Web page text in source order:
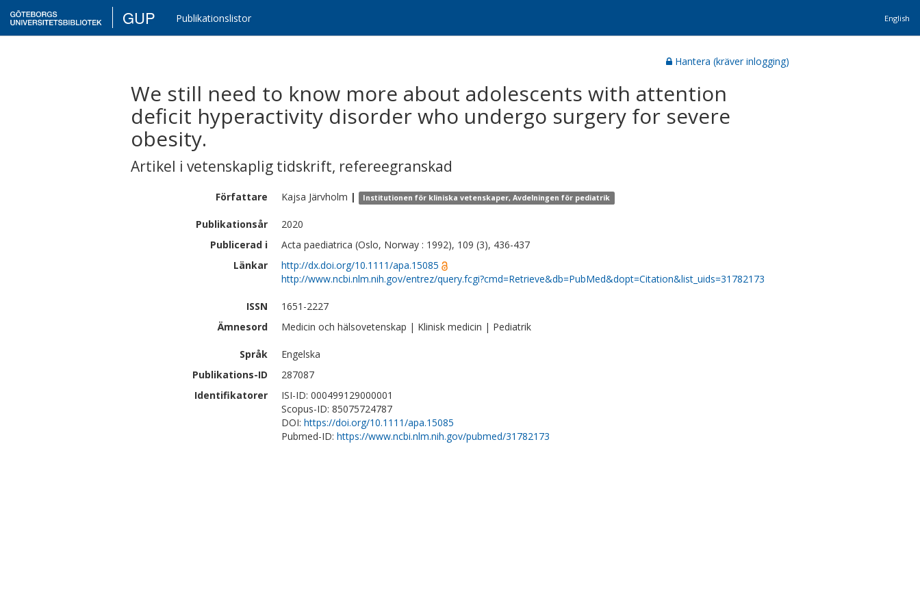
GUP Publikationslistor English
Hantera (kräver inlogging)
We still need to know more about adolescents with attention
deficit hyperactivity disorder who undergo surgery for severe
obesity.
Artikel i vetenskaplig tidskrift, refereegranskad
Författare Kajsa Järvholm | Institutionen för kliniska vetenskaper, Avdelningen för pediatrik
Publikationsår
2020
Publicerad i
Acta paediatrica (Oslo, Norway : 1992), 109 (3), 436-437
Länkar
http://dx.doi.org/10.1111/apa.15085
http://www.ncbi.nlm.nih.gov/entrez/query.fcgi?cmd=Retrieve&db=PubMed&dopt=Citation&list_uids=31782173
ISSN
1651-2227
Ämnesord
Medicin och hälsovetenskap | Klinisk medicin | Pediatrik
Språk
Engelska
Publikations-ID
287087
Identifikatorer
ISI-ID: 000499129000001
Scopus-ID: 85075724787
DOI: https://doi.org/10.1111/apa.15085
Pubmed-ID: https://www.ncbi.nlm.nih.gov/pubmed/31782173